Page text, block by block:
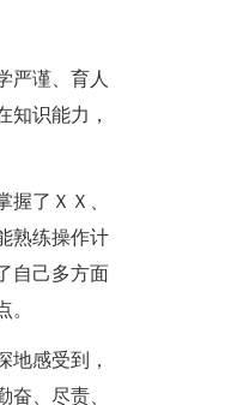
严谨、育人
知识能力，
了ＸＸ、
熟练操作计
自己多方面
地感受到，
、尽责、